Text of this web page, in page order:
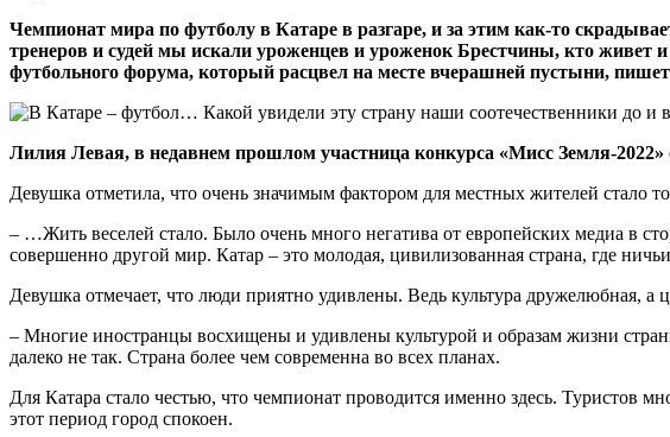
Чемпионат мира по футболу в Катаре в разгаре, и за этим как-то
тренеров и судей мы искали уроженцев и уроженок Брестчины, кто живет
футбольного форума, который расцвел на месте вчерашней пустыни,
Лилия Левая, в недавнем прошлом участница конкурса «Мисс Земля-2022»
Девушка отметила, что очень значимым фактором для местных жителей стало
– …Жить веселей стало. Было очень много негатива от европейских медиа в
совершенно другой мир. Катар – это молодая, цивилизованная страна, где
Девушка отмечает, что люди приятно удивлены. Ведь культура дружелюбная, а
– Многие иностранцы восхищены и удивлены культурой и образам жизни
далеко не так. Страна более чем современна во всех планах.
Для Катара стало честью, что чемпионат проводится именно здесь.
этот период город спокоен.